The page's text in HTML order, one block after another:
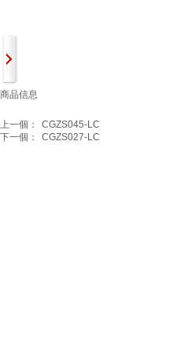
商品信息
上一個：
CGZS045-LC
下一個：
CGZS027-LC